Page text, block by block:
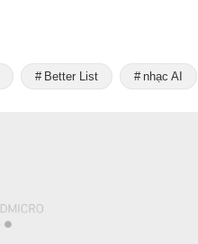
Better List nhạc AI